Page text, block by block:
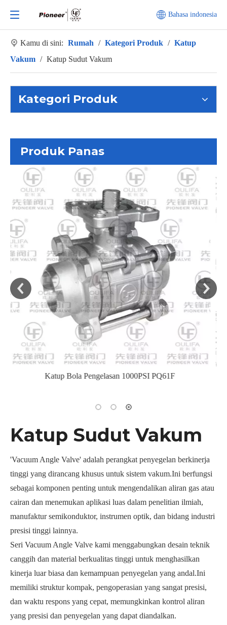
Bahasa indonesia
Kamu di sini: Rumah / Kategori Produk / Katup
Vakum / Katup Sudut Vakum
Kategori Produk
Produk Panas
Media Kental Katup Bola Bergelang Sinyal Terisolasi
Katup Sudut Vakum
'Vacuum Angle Valve' adalah perangkat penyegelan berkinerja
tinggi yang dirancang khusus untuk sistem vakum.Ini berfungsi
sebagai komponen penting untuk mengendalikan aliran gas atau
cairan dan menemukan aplikasi luas dalam penelitian ilmiah,
manufaktur semikonduktor, instrumen optik, dan bidang industri
presisi tinggi lainnya.
Seri Vacuum Angle Valve kami menggabungkan desain teknik
canggih dan material berkualitas tinggi untuk menghasilkan
kinerja luar biasa dan kemampuan penyegelan yang andal.Ini
memiliki struktur kompak, pengoperasian yang sangat presisi,
dan waktu respons yang cepat, memungkinkan kontrol aliran
yang presisi dan penyegelan yang dapat diandalkan.